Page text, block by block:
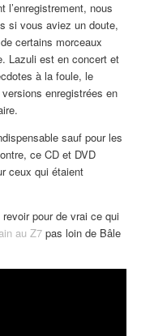
l’enregistrement, nous
si vous aviez un doute,
certains morceaux
Lazuli est en concert et
à la foule, le
enregistrées en
sauf pour les
ce CD et DVD
ceux qui étaient
pour de vrai ce qui
au Z7 pas loin de Bâle